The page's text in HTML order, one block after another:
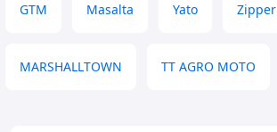
GTM Masalta Yato Zipper
MARSHALLTOWN TT AGRO MOTO